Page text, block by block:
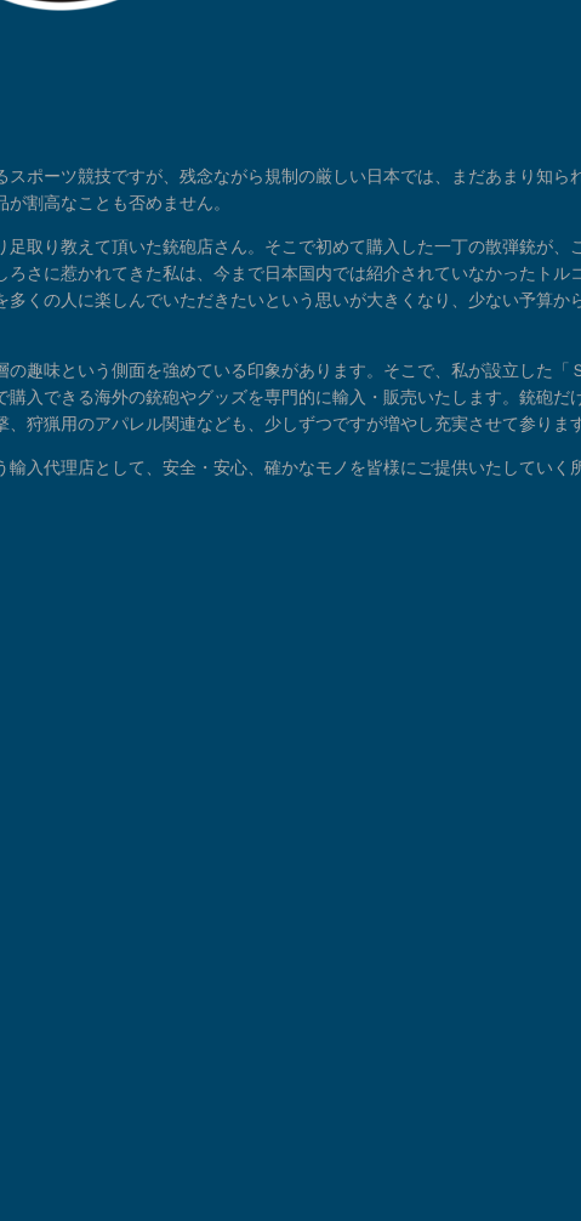
ポーツ競技ですが、残念ながら規制の厳しい日本では、まだあまり知ら
割高なことも否めません。
取り教えて頂いた銃砲店さん。そこで初めて購入した一丁の散弾銃が、
さに惹かれてきた私は、今まで日本国内では紹介されていなかったトル
くの人に楽しんでいただきたいという思いが大きくなり、少ない予算か
趣味という側面を強めている印象があります。そこで、私が設立した「
入できる海外の銃砲やグッズを専門的に輸入・販売いたします。銃砲だ
狩猟用のアパレル関連なども、少しずつですが増やし充実させて参ります
入代理店として、安全・安心、確かなモノを皆様にご提供いたしていく